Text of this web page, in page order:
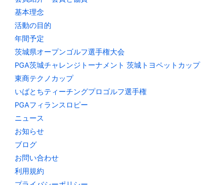
基本理念
活動の目的
年間予定
茨城県オープンゴルフ選手権大会
PGA茨城チャレンジトーナメント 茨城トヨペットカップ
東商テクノカップ
いばとちティーチングプロゴルフ選手権
PGAフィランスロピー
ニュース
お知らせ
ブログ
お問い合わせ
利用規約